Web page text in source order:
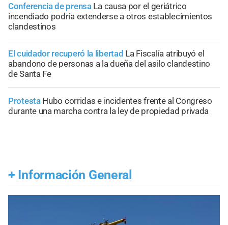
Conferencia de prensa La causa por el geriátrico
incendiado podría extenderse a otros establecimientos
clandestinos
El cuidador recuperó la libertad La Fiscalía atribuyó el
abandono de personas a la dueña del asilo clandestino
de Santa Fe
Protesta Hubo corridas e incidentes frente al Congreso
durante una marcha contra la ley de propiedad privada
+ Información General